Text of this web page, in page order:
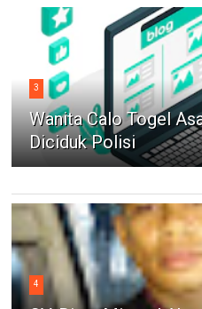
3
Wanita Calo Togel
Diciduk Polisi
4